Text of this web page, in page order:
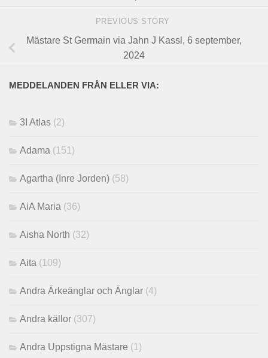
PREVIOUS STORY
Mästare St Germain via Jahn J Kassl, 6 september,
2024
MEDDELANDEN FRÅN ELLER VIA:
3I Atlas (2)
Adama (151)
Agartha (Inre Jorden) (58)
AiA Maria (36)
Aisha North (32)
Aita (109)
Andra Ärkeänglar och Änglar (4)
Andra källor (307)
Andra Uppstigna Mästare (1)